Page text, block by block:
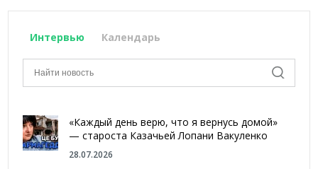
Интервью Календарь
«Каждый день верю, что я вернусь домой»
— староста Казачьей Лопани Вакуленко
28.07.2026